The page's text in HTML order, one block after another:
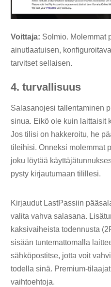
Voittaja: Solmio. Molemmat
ainutlaatuisen,
tarvitset sellaisen.
4. turvallisuus
Salasanojesi tallentaminen
sinua. Eikö ole kuin laittaisit
Jos tilisi on hakkeroitu, he
tileihisi. Onneksi molemmat
joku löytää
pysty kirjautumaan tilillesi.
Kirjaudut LastPassiin
valita vahva salasana.
kaksivaiheista todennusta
sisään tuntemattomalla
sähköpostitse, jotta voit
todella sinä. Premium-
vaihtoehtoja.